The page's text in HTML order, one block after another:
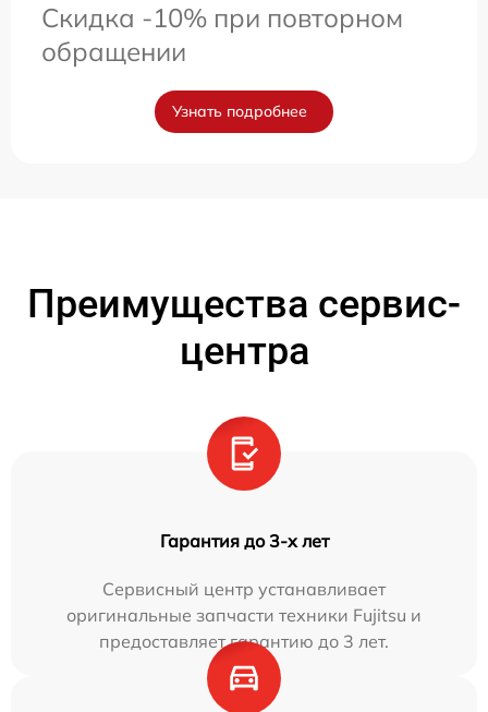
Скидка -10% при повторном
обращении
Узнать подробнее
Преимущества сервис-
центра
Гарантия до 3-х лет
Сервисный центр устанавливает
оригинальные запчасти техники Fujitsu и
предоставляет гарантию до 3 лет.